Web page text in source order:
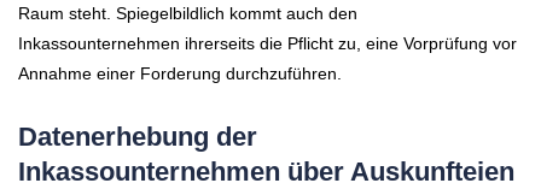
Raum steht. Spiegelbildlich kommt auch den
Inkassounternehmen ihrerseits die Pflicht zu, eine Vorprüfung vor
Annahme einer Forderung durchzuführen.
Datenerhebung der
Inkassounternehmen über Auskunfteien